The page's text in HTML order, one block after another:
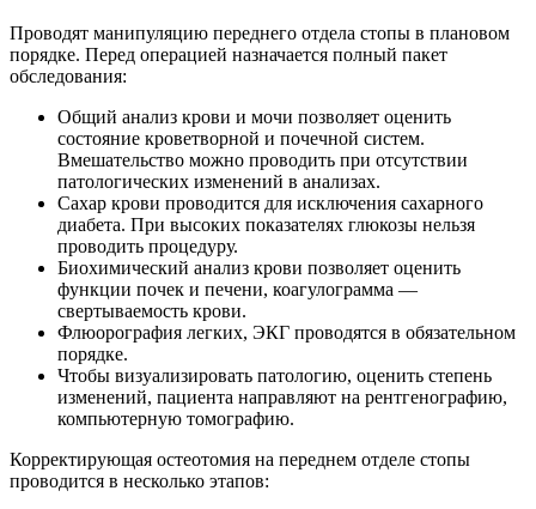
Проводят манипуляцию переднего отдела стопы в плановом
порядке. Перед операцией назначается полный пакет
обследования:
Общий анализ крови и мочи позволяет оценить
состояние кроветворной и почечной систем.
Вмешательство можно проводить при отсутствии
патологических изменений в анализах.
Сахар крови проводится для исключения сахарного
диабета. При высоких показателях глюкозы нельзя
проводить процедуру.
Биохимический анализ крови позволяет оценить
функции почек и печени, коагулограмма —
свертываемость крови.
Флюорография легких, ЭКГ проводятся в обязательном
порядке.
Чтобы визуализировать патологию, оценить степень
изменений, пациента направляют на рентгенографию,
компьютерную томографию.
Корректирующая остеотомия на переднем отделе стопы
проводится в несколько этапов: